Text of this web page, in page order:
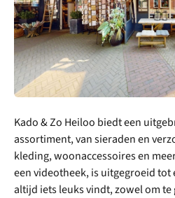
Kado & Zo Heiloo biedt een
assortiment, van sieraden en
kleding, woonaccessoires en
een videotheek, is uitgegroeid
altijd iets leuks vindt, zowel om te